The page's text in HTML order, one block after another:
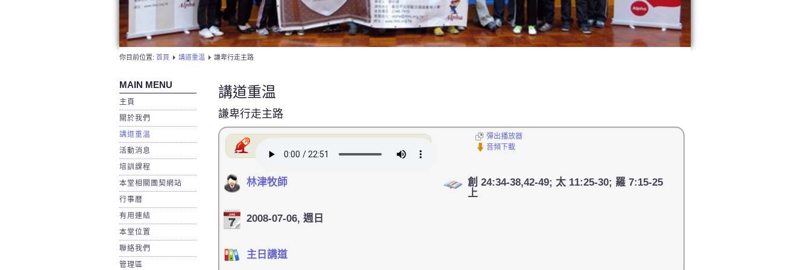
你目前位置: 首頁 講道重温 謙卑行走主路
MAIN MENU
主頁
關於我們
講道重温
活動消息
培訓課程
本堂相關團契網站
行事暦
有用連結
本堂位置
聯絡我們
管理區
講道重温
謙卑行走主路
彈出播放器
音頻下載
林津牧師
創 24:34-38,42-49; 太 11:25-30; 羅 7:15-25
上
2008-07-06, 週日
主日講道